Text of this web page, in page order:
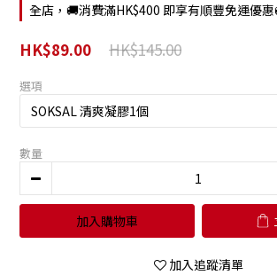
全店，🚚消費滿HK$400 即享有順豐免運優
HK$145.00
HK$89.00
選項
數量
加入購物車
加入追蹤清單